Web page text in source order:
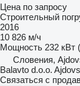
Цена по запросу
Строительный
2016
10 826 м/ч
Мощность 232 кВт
Словения,
Balavto d.o.o.
Связаться с